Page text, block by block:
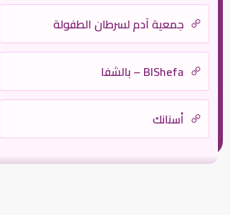
جمعية آدم لسرطان الطفولة
BlShefa – بالشفا
أسنانك